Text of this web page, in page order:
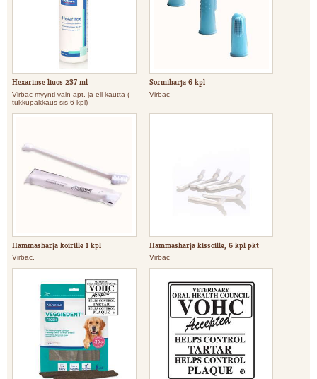
Hexarinse liuos 237 ml
Virbac myynti vain apt. ja ell kautta (
tukkupakkaus sis 6 kpl)
Sormiharja 6 kpl
Virbac
Hammasharja koirille 1 kpl
Virbac,
Hammasharja kissoille, 6 kpl pkt
Virbac